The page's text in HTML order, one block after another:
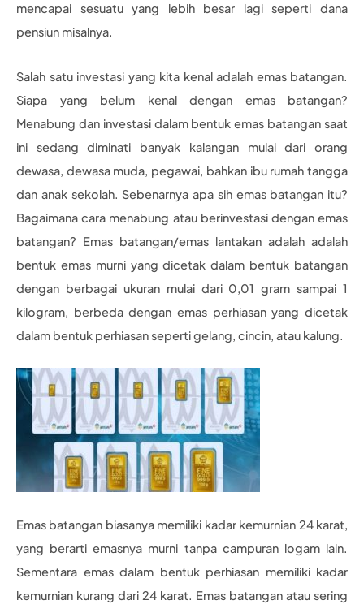
mencapai sesuatu yang lebih besar lagi seperti dana
pensiun misalnya.
Salah satu investasi yang kita kenal adalah emas batangan.
Siapa yang belum kenal dengan emas batangan?
Menabung dan investasi dalam bentuk emas batangan saat
ini sedang diminati banyak kalangan mulai dari orang
dewasa, dewasa muda, pegawai, bahkan ibu rumah tangga
dan anak sekolah. Sebenarnya apa sih emas batangan itu?
Bagaimana cara menabung atau berinvestasi dengan emas
batangan? Emas batangan/emas lantakan adalah adalah
bentuk emas murni yang dicetak dalam bentuk batangan
dengan berbagai ukuran mulai dari 0,01 gram sampai 1
kilogram, berbeda dengan emas perhiasan yang dicetak
dalam bentuk perhiasan seperti gelang, cincin, atau kalung.
Emas batangan biasanya memiliki kadar kemurnian 24 karat,
yang berarti emasnya murni tanpa campuran logam lain.
Sementara emas dalam bentuk perhiasan memiliki kadar
kemurnian kurang dari 24 karat. Emas batangan atau sering